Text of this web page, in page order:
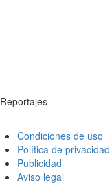
Reportajes
Condiciones de uso
Política de privacidad
Publicidad
Aviso legal